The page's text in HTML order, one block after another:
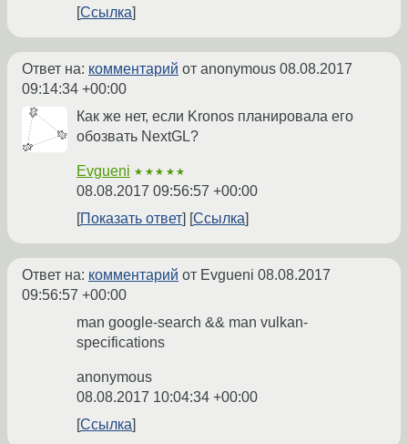
Ссылка
Ответ на: комментарий от anonymous 08.08.2017
09:14:34 +00:00
Как же нет, если Kronos планировала его
обозвать NextGL?
Evgueni ★★★★★
08.08.2017 09:56:57 +00:00
Показать ответ
Ссылка
Ответ на: комментарий от Evgueni 08.08.2017
09:56:57 +00:00
man google-search && man vulkan-
specifications
anonymous
08.08.2017 10:04:34 +00:00
Ссылка